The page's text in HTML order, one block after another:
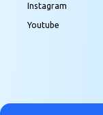
Instagram
Youtube